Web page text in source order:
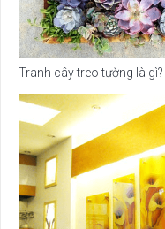
Tranh cây treo tường là gì?